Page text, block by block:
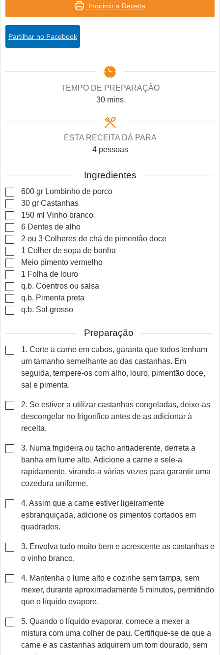
Imprimir a Receita
Partilhar no Facebook
TEMPO DE PREPARAÇÃO
30minutes
mins
ESTA RECEITA DÁ PARA
4 pessoas
Ingredientes
▢
600 gr Lombinho de porco
▢
30 gr Castanhas
▢
150 ml Vinho branco
▢
6 Dentes de alho
▢
2 ou 3 Colheres de chá de pimentão doce
▢
1 Colher de sopa de banha
▢
Meio pimento vermelho
▢
1 Folha de louro
▢
q.b. Coentros ou salsa
▢
q.b. Pimenta preta
▢
q.b. Sal grosso
Preparação
▢
1. Corte a carne em cubos, garanta que todos tenham
um tamanho semelhante ao das castanhas. Em
seguida, tempere-os com alho, louro, pimentão doce,
sal e pimenta.
▢
2. Se estiver a utilizar castanhas congeladas, deixe-as
descongelar no frigorífico antes de as adicionar à
receita.
▢
3. Numa frigideira ou tacho antiaderente, derreta a
banha em lume alto. Adicione a carne e sele-a
rapidamente, virando-a várias vezes para garantir uma
cozedura uniforme.
▢
4. Assim que a carne estiver ligeiramente
esbranquiçada, adicione os pimentos cortados em
quadrados.
▢
3. Envolva tudo muito bem e acrescente as castanhas e
o vinho branco.
▢
4. Mantenha o lume alto e cozinhe sem tampa, sem
mexer, durante aproximadamente 5 minutos, permitindo
que o líquido evapore.
▢
5. Quando o líquido evaporar, comece a mexer a
mistura com uma colher de pau. Certifique-se de que a
carne e as castanhas adquirem um tom dourado, sem